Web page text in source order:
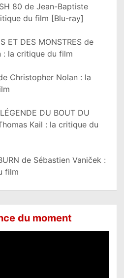
80 de Jean-Baptiste
du film [Blu-ray]
ET DES MONSTRES de
: la critique du film
de Christopher Nolan : la
DU BOUT DU
Kail : la critique du
de Sébastien Vaniček :
film
du moment